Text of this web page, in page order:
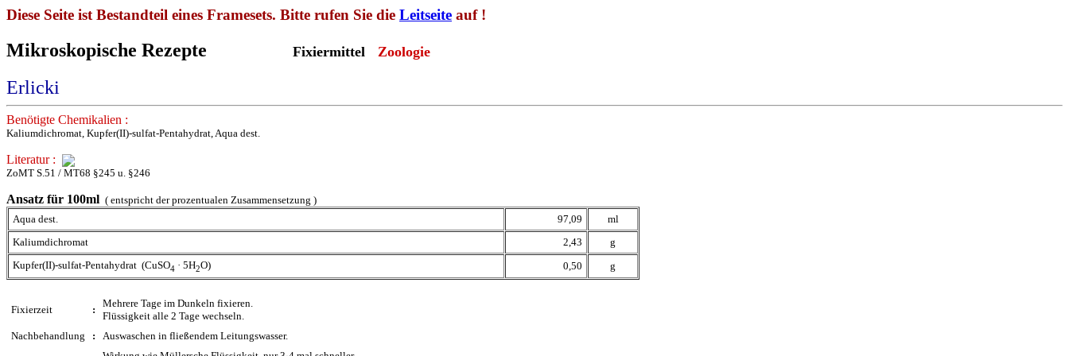
Diese Seite ist Bestandteil eines Framesets. Bitte rufen Sie die Leitseite auf !
Mikroskopische Rezepte Fixiermittel Zoologie
Erlicki
Benötigte Chemikalien :
Kaliumdichromat, Kupfer(II)-sulfat-Pentahydrat, Aqua dest.
Literatur :
ZoMT S.51 / MT68 §245 u. §246
Ansatz für 100ml ( entspricht der prozentualen Zusammensetzung )
Aqua dest.
97,09
ml
Kaliumdichromat
2,43
g
Kupfer(II)-sulfat-Pentahydrat (CuSO4 · 5H2O) 0,50 g
Fixierzeit :
Mehrere Tage im Dunkeln fixieren.
Flüssigkeit alle 2 Tage wechseln.
Nachbehandlung
: Auswaschen in fließendem Leitungswasser.